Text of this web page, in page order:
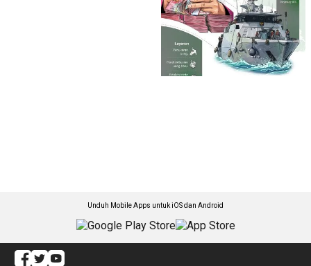
Unduh Mobile Apps untuk iOS dan Android